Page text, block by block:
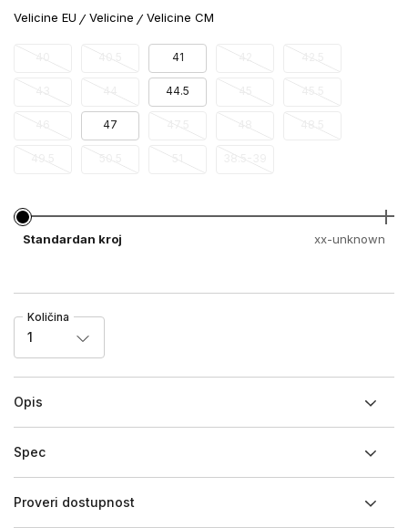
Velicine EU Velicine Velicine CM
41
44.5
47
38.5-39
Standardan kroj xx-unknown
Količina
1
Opis
Spec
Proveri dostupnost